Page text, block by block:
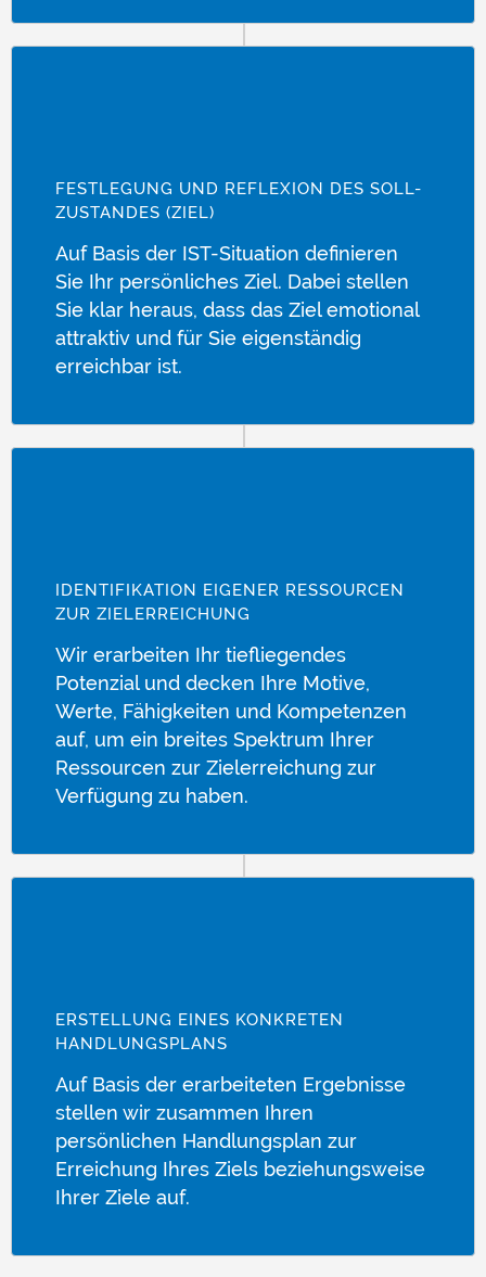
FESTLEGUNG UND REFLEXION DES SOLL-
ZUSTANDES (ZIEL)
Auf Basis der IST-Situation definieren
Sie Ihr persönliches Ziel. Dabei stellen
Sie klar heraus, dass das Ziel emotional
attraktiv und für Sie eigenständig
erreichbar ist.
IDENTIFIKATION EIGENER RESSOURCEN
ZUR ZIELERREICHUNG
Wir erarbeiten Ihr tiefliegendes
Potenzial und decken Ihre Motive,
Werte, Fähigkeiten und Kompetenzen
auf, um ein breites Spektrum Ihrer
Ressourcen zur Zielerreichung zur
Verfügung zu haben.
ERSTELLUNG EINES KONKRETEN
HANDLUNGSPLANS
Auf Basis der erarbeiteten Ergebnisse
stellen wir zusammen Ihren
persönlichen Handlungsplan zur
Erreichung Ihres Ziels beziehungsweise
Ihrer Ziele auf.